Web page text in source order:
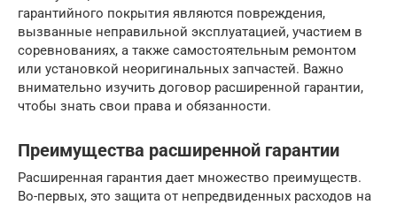
гарантийного покрытия являются повреждения,
вызванные неправильной эксплуатацией, участием в
соревнованиях, а также самостоятельным ремонтом
или установкой неоригинальных запчастей. Важно
внимательно изучить договор расширенной гарантии,
чтобы знать свои права и обязанности.
Преимущества расширенной гарантии
Расширенная гарантия дает множество преимуществ.
Во-первых, это защита от непредвиденных расходов на